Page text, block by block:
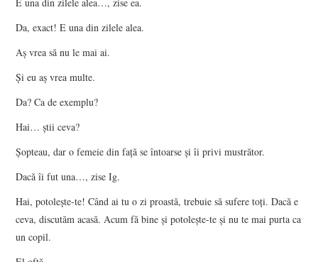
Da, exact! E una din zilele alea.
Aş vrea să nu le mai ai.
Şi eu aş vrea multe.
Da? Ca de exemplu?
Hai… ştii ceva?
Şopteau, dar o femeie din faţă se întoarse şi îi privi mustrător.
Dacă îi fut una…, zise Ig.
Hai, potoleşte-te! Când ai tu o zi proastă, trebuie să sufere toţi. Dacă e
ceva, discutăm acasă. Acum fă bine şi potoleşte-te şi nu te mai purta ca
un copil.